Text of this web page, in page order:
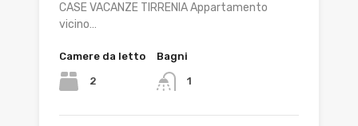
CASE VACANZE TIRRENIA Appartamento
vicino…
Camere da letto
2
Bagni
1